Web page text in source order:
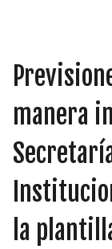
manera
la